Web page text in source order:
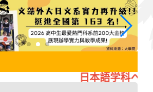
日本語学科へよ